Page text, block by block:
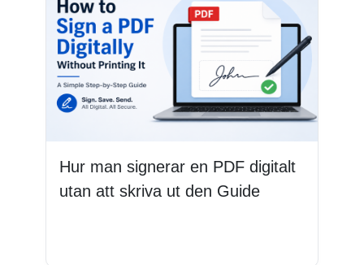
Hur man signerar en PDF digitalt
utan att skriva ut den Guide